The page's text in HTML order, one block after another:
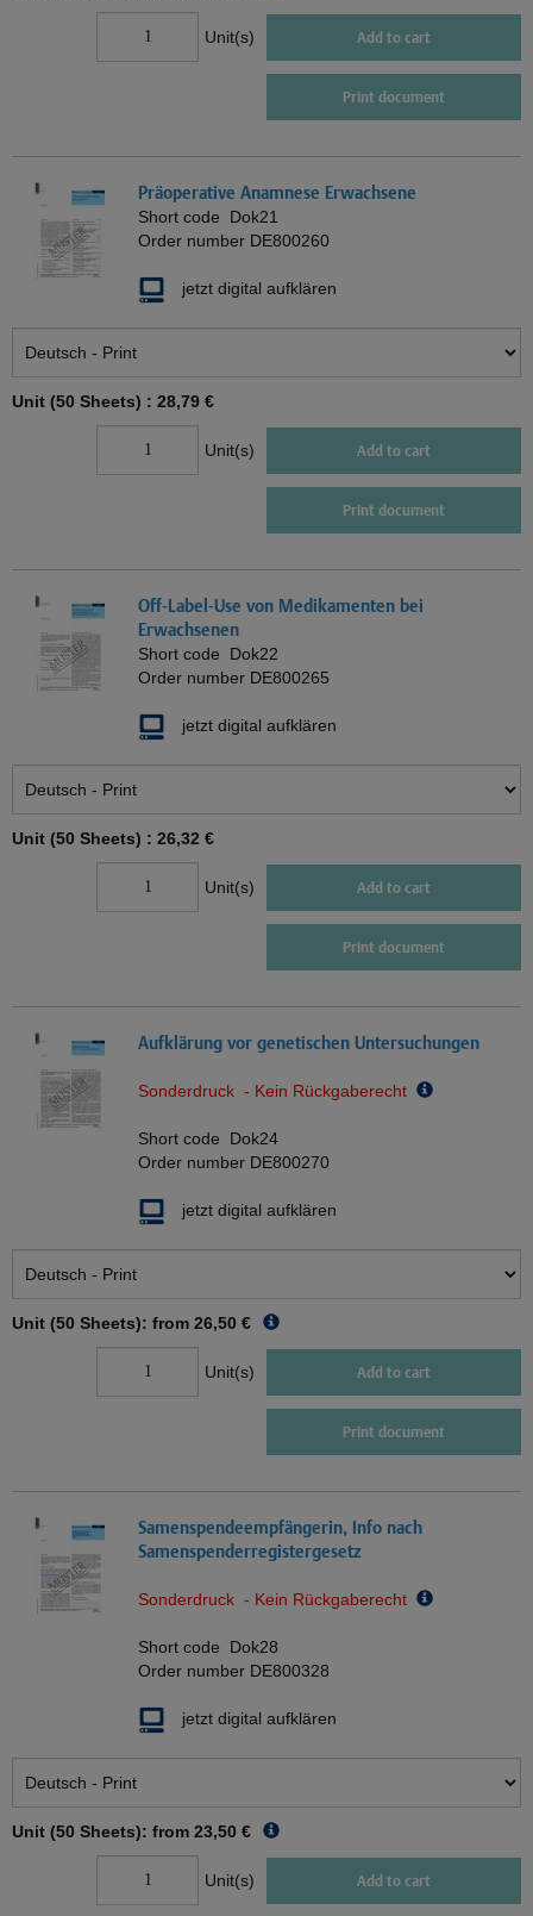
Unit(s) Add to cart
Print document
Präoperative Anamnese Erwachsene
Short code Dok21
Order number DE800260
jetzt digital aufklären
Unit (50 Sheets) : 28,79 €
Unit(s) Add to cart
Print document
Off-Label-Use von Medikamenten bei
Erwachsenen
Short code Dok22
Order number DE800265
jetzt digital aufklären
Unit (50 Sheets) : 26,32 €
Unit(s) Add to cart
Print document
Aufklärung vor genetischen Untersuchungen
Sonderdruck - Kein Rückgaberecht
Short code Dok24
Order number DE800270
jetzt digital aufklären
Unit (50 Sheets): from 26,50 €
Unit(s) Add to cart
Print document
Samenspendeempfängerin, Info nach
Samenspenderregistergesetz
Sonderdruck - Kein Rückgaberecht
Short code Dok28
Order number DE800328
jetzt digital aufklären
Unit (50 Sheets): from 23,50 €
Unit(s) Add to cart